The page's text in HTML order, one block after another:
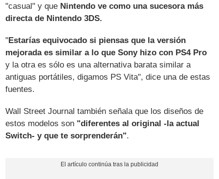
"casual" y que Nintendo ve como una sucesora más
directa de Nintendo 3DS.
"Estarías equivocado si piensas que la versión
mejorada es similar a lo que Sony hizo con PS4 Pro
y la otra es sólo es una alternativa barata similar a
antiguas portátiles, digamos PS Vita", dice una de estas
fuentes.
Wall Street Journal también señala que los diseños de
estos modelos son "diferentes al original -la actual
Switch- y que te sorprenderán".